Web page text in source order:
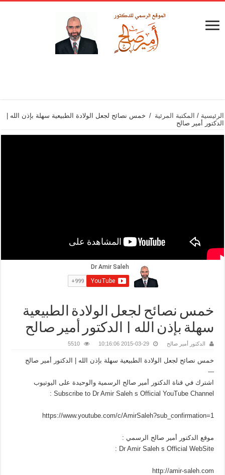
الرئيسية / المكتبة المرئية / خمس نصائح لجعل الولادة الطبيعية سهلة بإذن الله |
الدكتور أمير صالح
خمس نصائح لجعل الولادة الطبيعية
سهلة بإذن الله | الدكتور أمير صالح
الدكتور أمير صالح 2015-03-29 10:16:06
5510
خمس نصائح لجعل الولادة الطبيعية سهلة بإذن الله | الدكتور أمير صالح
---
اشترك في قناة الدكتور أمير صالح الرسمية والوحيدة على اليوتيوب
Subscribe to Dr Amir Saleh s Official YouTube Channel :
https://www.youtube.com/c/AmirSaleh?sub_confirmation=1
موقع الدكتور أمير صالح الرسمي :
Dr Amir Saleh s Official WebSite :
http://amir-saleh.com